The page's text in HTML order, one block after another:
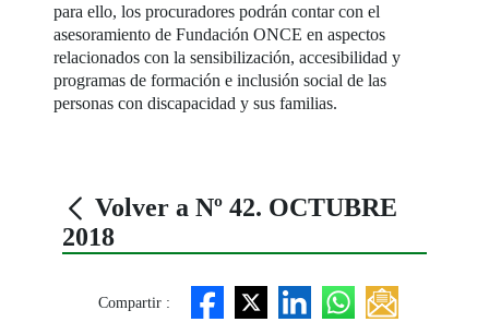
para ello, los procuradores podrán contar con el
asesoramiento de Fundación ONCE en aspectos
relacionados con la sensibilización, accesibilidad y
programas de formación e inclusión social de las
personas con discapacidad y sus familias.
Volver a Nº 42. OCTUBRE
2018
Compartir :